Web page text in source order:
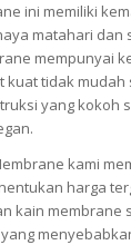
ini memiliki
matahari dan
mempunyai
kuat tidak mudah
yang kokoh
kami
harga
kain membrane